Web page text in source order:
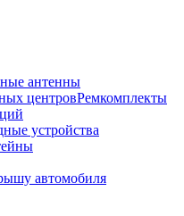
антенны
центровРемкомплекты
устройства
автомобиля